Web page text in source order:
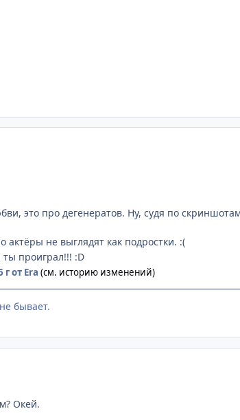
это про дегенератов. Ну, судя по
актёры не выглядят как подростки. :(
проиграл!!! :D
гот Era (см. историю изменений)
бывает.
Окей.